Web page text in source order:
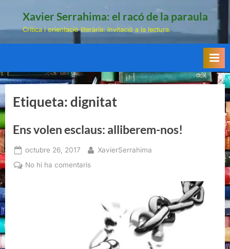
Xavier Serrahima: el racó de la paraula
Crítica i orientació literària: invitació a la lectura.
Etiqueta:dignitat
Ens volen esclaus: alliberem-nos!
Posted
on
octubre 26, 2017 By
XavierSerrahima
No hi ha comentarisa
alliberem-
nos!